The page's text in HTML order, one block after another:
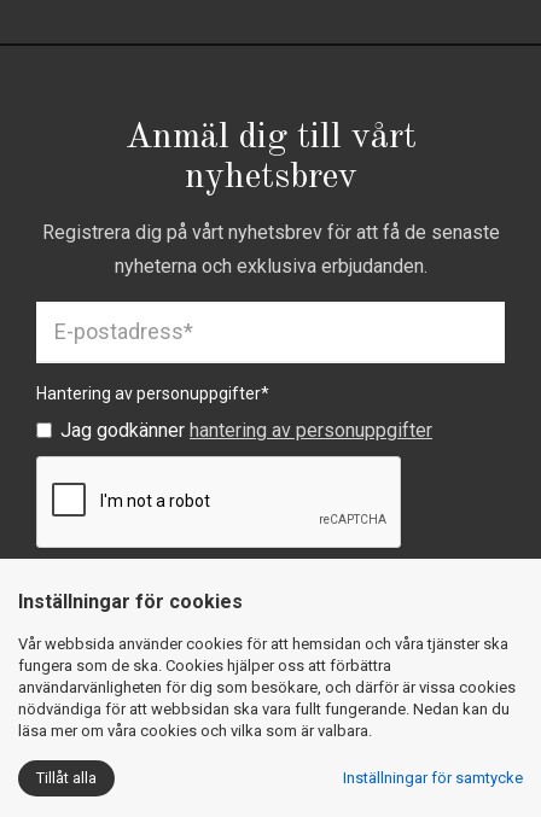
Anmäl dig till vårt
nyhetsbrev
Registrera dig på vårt nyhetsbrev för att få de senaste
nyheterna och exklusiva erbjudanden.
Hantering av personuppgifter*
Jag godkänner hantering av personuppgifter
Köpvillkor Integritetspolicy Cookies
Inställningar för cookies
Vår webbsida använder cookies för att hemsidan och våra tjänster ska
fungera som de ska. Cookies hjälper oss att förbättra
användarvänligheten för dig som besökare, och därför är vissa cookies
nödvändiga för att webbsidan ska vara fullt fungerande. Nedan kan du
läsa mer om våra cookies och vilka som är valbara.
Tillåt alla Inställningar för samtycke